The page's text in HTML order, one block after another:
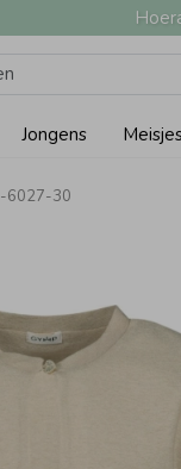
Jongens
6027-30